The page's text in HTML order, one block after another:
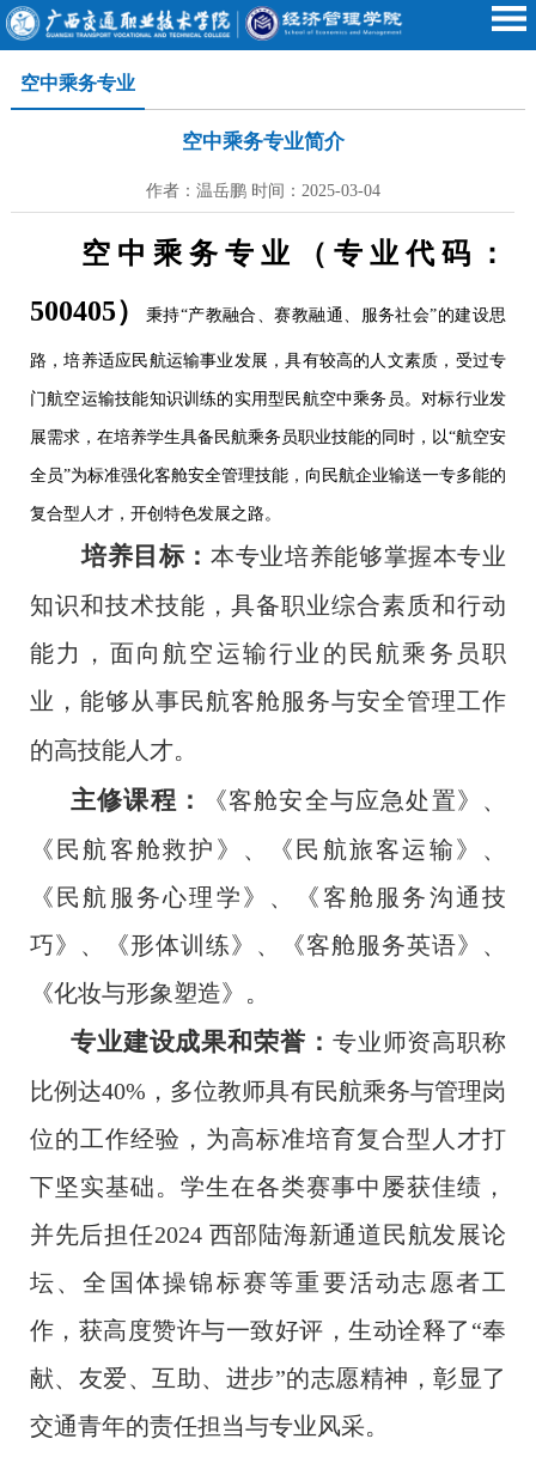
空中乘务专业
空中乘务专业简介
作者：温岳鹏 时间：2025-03-04
空中乘务专业（专业代码：
500405）
秉持“产教融合、赛教融通、服务社会”的建设思
路，培养适应民航运输事业发展，具有较高的人文素质，受过专
门航空运输技能知识训练的实用型民航空中乘务员。对标行业发
展需求，在培养学生具备民航乘务员职业技能的同时，以“航空安
全员”为标准强化客舱安全管理技能，向民航企业输送一专多能的
复合型人才，开创特色发展之路。
培养目标：本专业培养能够掌握本专业
知识和技术技能，具备职业综合素质和行动
能力，面向航空运输行业的民航乘务员职
业，能够从事民航客舱服务与安全管理工作
的高技能人才。
主修课程：
《客舱安全与应急处置》、
《民航客舱救护》、《民航旅客运输》、
《民航服务心理学》、《客舱服务沟通技
巧》、《形体训练》、《客舱服务英语》、
《化妆与形象塑造》。
专业建设成果和荣誉： 专业师资高职称
比例达40%，多位教师具有民航乘务与管理岗
位的工作经验，为高标准培育复合型人才打
下坚实基础。学生在各类赛事中屡获佳绩，
并先后担任2024 西部陆海新通道民航发展论
坛、全国体操锦标赛等重要活动志愿者工
作，获高度赞许与一致好评，生动诠释了“奉
献、友爱、互助、进步”的志愿精神，彰显了
交通青年的责任担当与专业风采。